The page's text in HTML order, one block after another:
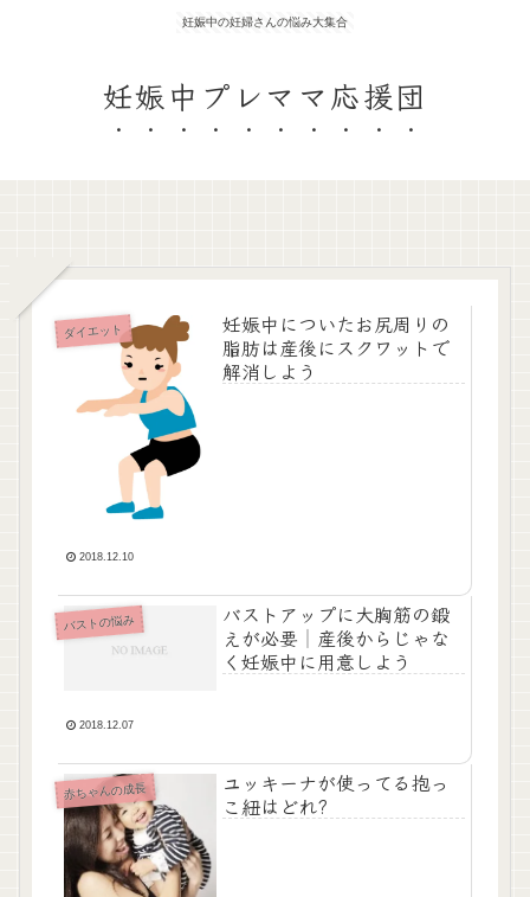
妊娠中の妊婦さんの悩み大集合
妊娠中プレママ応援団
ダイエット
妊娠中についたお尻周りの
脂肪は産後にスクワットで
解消しよう
2018.12.10
バストの悩み
バストアップに大胸筋の鍛
えが必要│産後からじゃな
く妊娠中に用意しよう
2018.12.07
赤ちゃんの成長
ユッキーナが使ってる抱っ
こ紐はどれ?